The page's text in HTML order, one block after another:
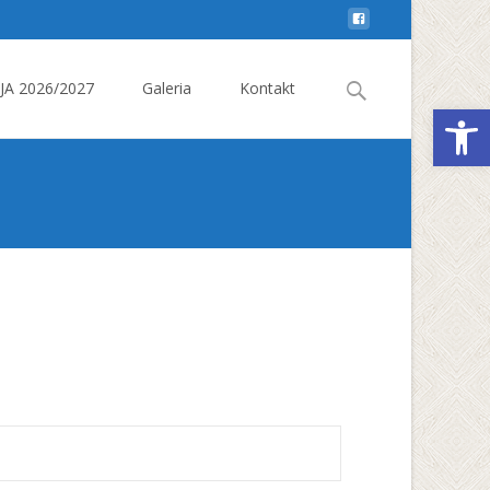
2026/2027 Galeria Kontakt
Search